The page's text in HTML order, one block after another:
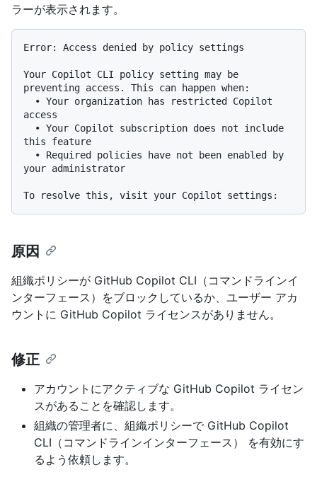
ラーが表示されます。
Error: Access denied by policy settings
Your Copilot CLI policy setting may be
preventing access. This can happen when:
access
this feature
your administrator
原因
組織ポリシーが GitHub Copilot CLI（コマンドラインイ
ンターフェース）をブロックしているか、ユーザー アカ
ウントに GitHub Copilot ライセンスがありません。
修正
アカウントにアクティブな GitHub Copilot ライセン
スがあることを確認します。
組織の管理者に、組織ポリシーで GitHub Copilot
CLI（コマンドラインインターフェース） を有効にす
るよう依頼します。